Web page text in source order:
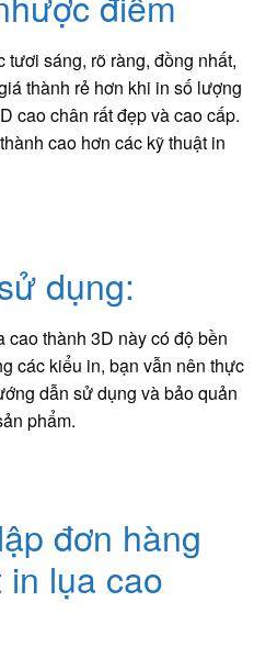
tươi sáng, rõ ràng, đồng nhất,
thành rẻ hơn khi in số lượng
cao chân rất đẹp và cao cấp.
cao hơn các kỹ thuật in
dụng:
cao thành 3D này có độ bền
các kiểu in, bạn vẫn nên thực
dẫn sử dụng và bảo quản
phẩm.
đơn hàng
lụa cao